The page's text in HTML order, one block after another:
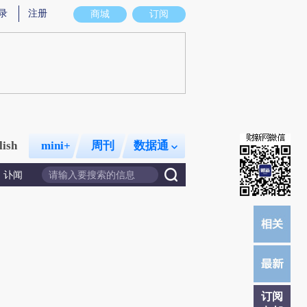
商城 订阅
注册
mini+ 周刊 数据通
讣闻
订阅